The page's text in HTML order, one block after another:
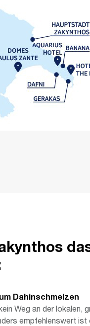
Dahinschmelzen
Weg an der lokalen,
empfehlenswert